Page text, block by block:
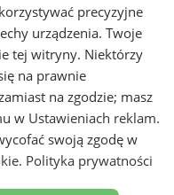
precyzyjne
urządzenia. Twoje
tej witryny. Niektórzy
na prawnie
na zgodzie; masz
w Ustawieniach reklam.
swoją zgodę w
. Polityka prywatności